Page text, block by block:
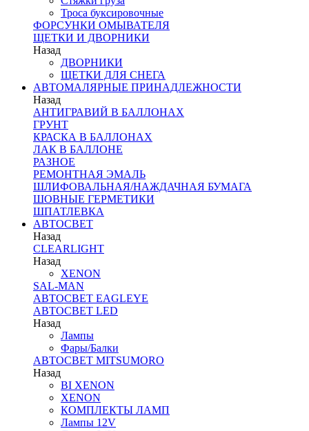
Троса буксировочные
ФОРСУНКИ ОМЫВАТЕЛЯ
ЩЕТКИ И ДВОРНИКИ
Назад
ДВОРНИКИ
ЩЕТКИ ДЛЯ СНЕГА
АВТОМАЛЯРНЫЕ ПРИНАДЛЕЖНОСТИ
Назад
АНТИГРАВИЙ В БАЛЛОНАХ
ГРУНТ
КРАСКА В БАЛЛОНАХ
ЛАК В БАЛЛОНЕ
РАЗНОЕ
РЕМОНТНАЯ ЭМАЛЬ
ШЛИФОВАЛЬНАЯ/НАЖДАЧНАЯ БУМАГА
ШОВНЫЕ ГЕРМЕТИКИ
ШПАТЛЕВКА
АВТОСВЕТ
Назад
CLEARLIGHT
Назад
XENON
SAL-MAN
АВТОСВЕТ EAGLEYE
АВТОСВЕТ LED
Назад
Лампы
Фары/Балки
АВТОСВЕТ MITSUMORO
Назад
BI XENON
XENON
КОМПЛЕКТЫ ЛАМП
Лампы 12V